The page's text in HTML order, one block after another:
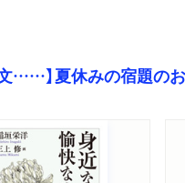
……】夏休みの宿題の